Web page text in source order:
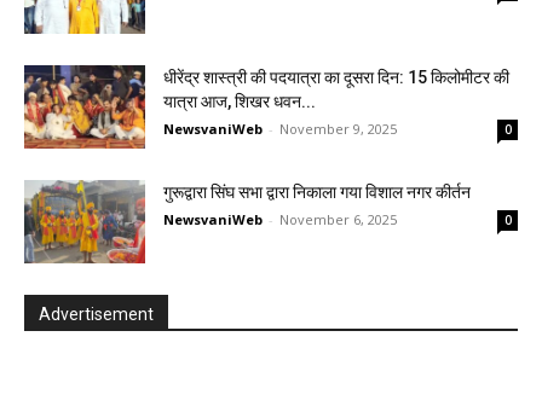
धीरेंद्र शास्त्री की पदयात्रा का दूसरा दिन: 15 किलोमीटर की
यात्रा आज, शिखर धवन...
NewsvaniWeb - November 9, 2025 0
गुरूद्वारा सिंघ सभा द्वारा निकाला गया विशाल नगर कीर्तन
NewsvaniWeb - November 6, 2025 0
Advertisement